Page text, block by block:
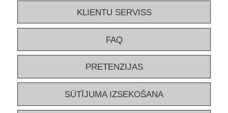
KLIENTU SERVISS
FAQ
PRETENZIJAS
SŪTĪJUMA IZSEKOŠANA